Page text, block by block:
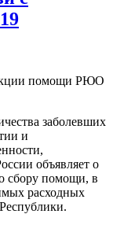
заболевших
и
объявляет о
сбору помощи, в
расходных